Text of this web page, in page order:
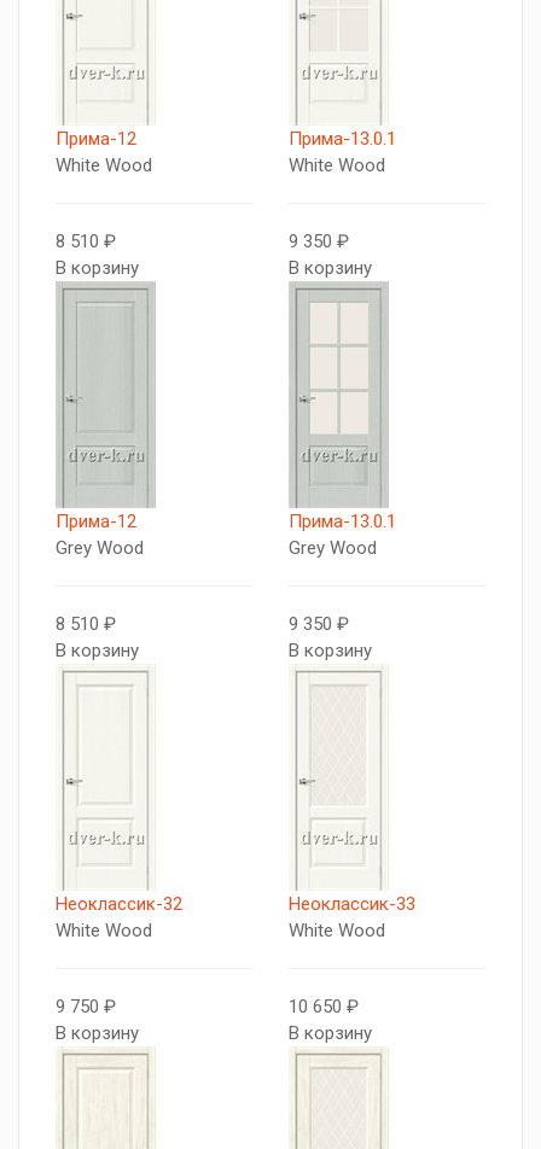
Прима-12
White Wood
8 510 ₽
В корзину
Прима-13.0.1
White Wood
9 350 ₽
В корзину
Прима-12
Grey Wood
8 510 ₽
В корзину
Прима-13.0.1
Grey Wood
9 350 ₽
В корзину
Неоклассик-32
White Wood
9 750 ₽
В корзину
Неоклассик-33
White Wood
10 650 ₽
В корзину